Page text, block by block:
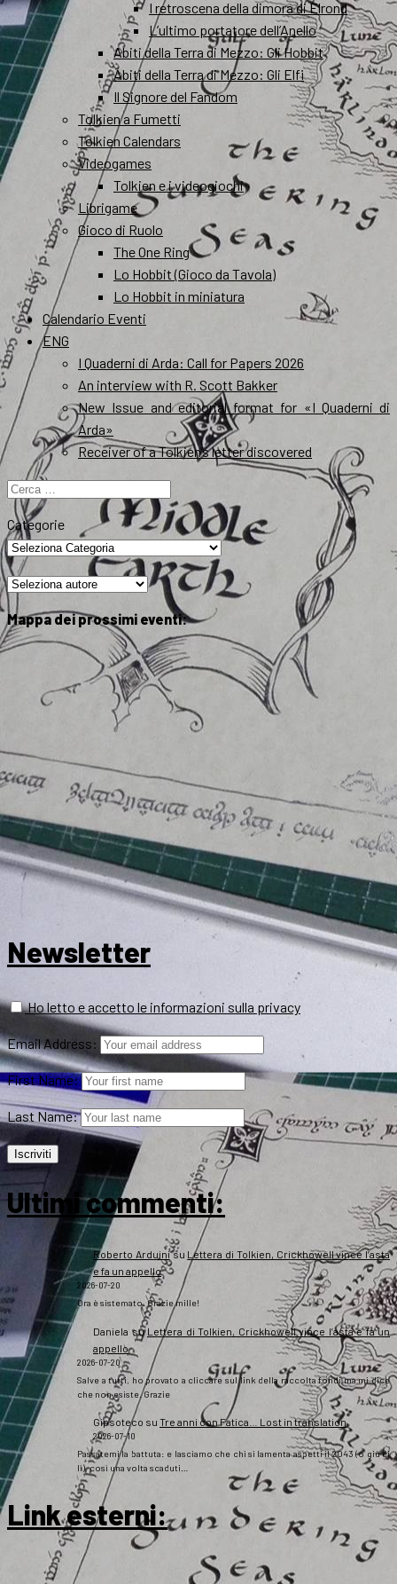
I retroscena della dimora di Elrond
L’ultimo portatore dell’Anello
Abiti della Terra di Mezzo: Gli Hobbit
Abiti della Terra di Mezzo: Gli Elfi
Il Signore del Fandom
Tolkien a Fumetti
Tolkien Calendars
Videogames
Tolkien e i videogiochi
Librigame
Gioco di Ruolo
The One Ring
Lo Hobbit (Gioco da Tavola)
Lo Hobbit in miniatura
Calendario Eventi
ENG
I Quaderni di Arda: Call for Papers 2026
An interview with R. Scott Bakker
New Issue and editorial format for «I Quaderni di
Arda»
Receiver of a Tolkien’s letter discovered
Ricerca
per:
Categorie
Mappa dei prossimi eventi:
Newsletter
Ho letto e accetto le informazioni sulla privacy
Email Address:
First Name:
Last Name:
Ultimi commenti:
Roberto Arduinisu Lettera di Tolkien, Crickhowell vince l’asta
e fa un appello
2026-07-20
Ora è sistemato. Grazie mille!
Daniela suLettera di Tolkien, Crickhowell vince l’asta e fa un
appello
2026-07-20
Salve a tutti, ho provato a cliccare sul link della raccolta fondi ma mi dice
che non esiste. Grazie
Gipsoteco su Tre anni con Fatica… Lost in translation
2026-07-10
Passatemi la battuta: e lasciamo che chi si lamenta aspetti il 2043 (o giù di
lì), così una volta scaduti…
Link esterni: